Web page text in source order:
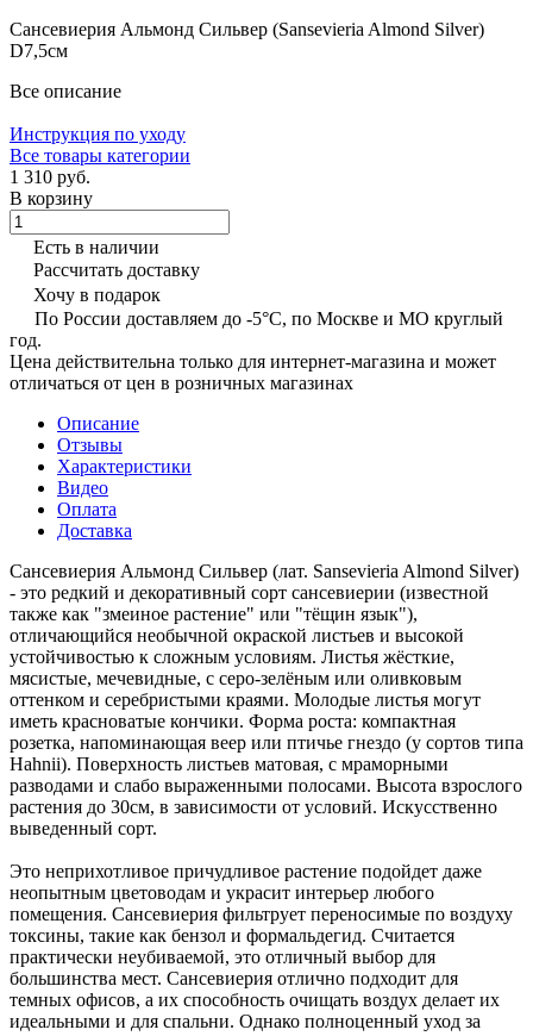
Сансевиерия Альмонд Сильвер (Sansevieria Almond Silver)
D7,5см
Все описание
Инструкция по уходу
Все товары категории
1 310 руб.
В корзину
Есть в наличии
Рассчитать доставку
Хочу в подарок
По России доставляем до -5°C, по Москве и МО круглый
год.
Цена действительна только для интернет-магазина и может
отличаться от цен в розничных магазинах
Описание
Отзывы
Характеристики
Видео
Оплата
Доставка
Сансевиерия Альмонд Сильвер (лат. Sansevieria Almond Silver)
- это редкий и декоративный сорт сансевиерии (известной
также как "змеиное растение" или "тёщин язык"),
отличающийся необычной окраской листьев и высокой
устойчивостью к сложным условиям. Листья жёсткие,
мясистые, мечевидные, с серо-зелёным или оливковым
оттенком и серебристыми краями. Молодые листья могут
иметь красноватые кончики. Форма роста: компактная
розетка, напоминающая веер или птичье гнездо (у сортов типа
Hahnii). Поверхность листьев матовая, с мраморными
разводами и слабо выраженными полосами. Высота взрослого
растения до 30см, в зависимости от условий. Искусственно
выведенный сорт.
Это неприхотливое причудливое растение подойдет даже
неопытным цветоводам и украсит интерьер любого
помещения. Сансевиерия фильтрует переносимые по воздуху
токсины, такие как бензол и формальдегид. Считается
практически неубиваемой, это отличный выбор для
большинства мест. Сансевиерия отлично подходит для
темных офисов, а их способность очищать воздух делает их
идеальными и для спальни. Однако полноценный уход за